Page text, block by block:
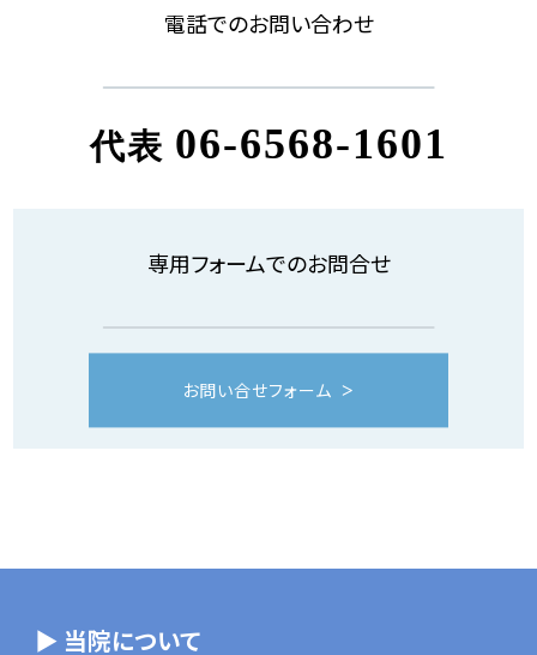
電話でのお問い合わせ
代表 06-6568-1601
専用フォームでのお問合せ
お問い合せフォーム
▶ 当院について